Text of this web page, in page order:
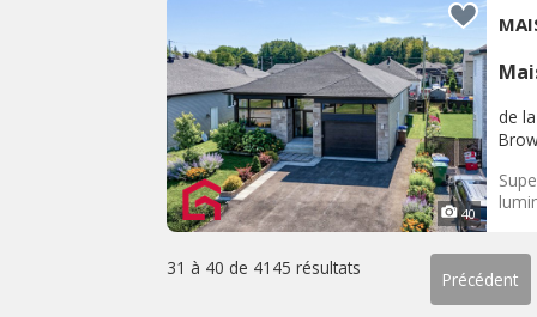
40
de
31 à 40 de 4145 résultats
Précédent